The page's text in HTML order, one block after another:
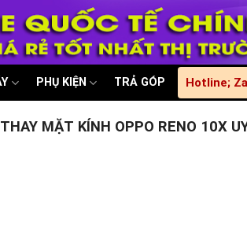
PHỤ KIỆN TRẢ GÓP Hotline;
MẶT KÍNH OPPO RENO 10X